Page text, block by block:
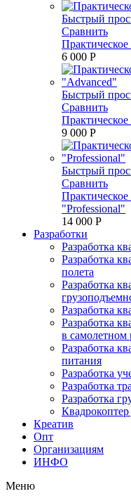
Быстрый
Сравнить
6 000 P
Быстрый
Сравнить
9 000 P
Быстрый
Сравнить
"Professional"
14 000 P
Разработки
Разработка
Разработка
полета
Разработка
Разработка
Разработка
в самолетном
Разработка
питания
Разработка
Разработка
Разработка
Квадрокоптер
Креатив
Опт
Организациям
ИНФО
Меню